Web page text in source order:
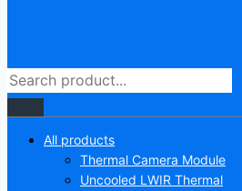
All products
Thermal Camera Module
Uncooled LWIR Thermal